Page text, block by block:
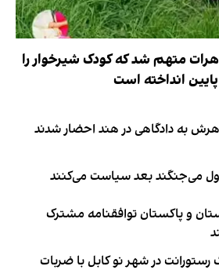
هرات متهم شد که کودک شیرخوار را
انداخته است
به دادگاهی در هند احضار شدند
می‌جنگند بعد سیاست می‌کنند
و پاکستان توافقنامه مشترک
رستورانت در شهر نو کابل با ضربات